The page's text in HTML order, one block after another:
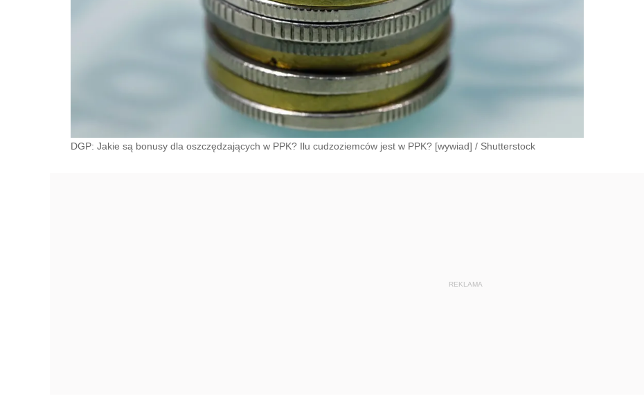
DGP: Jakie są bonusy dla oszczędzających w PPK? Ilu cudzoziemców jest w PPK? [wywiad] / Shutterstock